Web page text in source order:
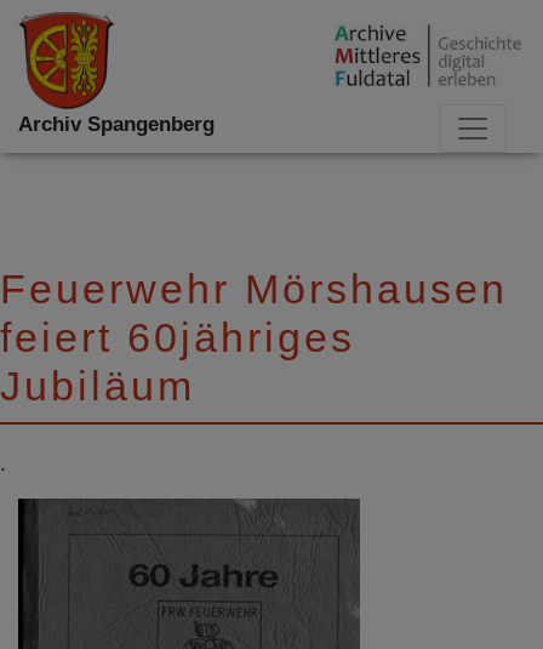
Archiv Spangenberg
Feuerwehr Mörshausen
feiert 60jähriges
Jubiläum
.